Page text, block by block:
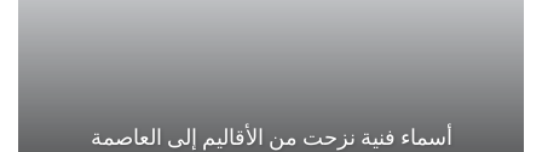
أسماء فنية نزحت من الأقاليم إلى العاصمة